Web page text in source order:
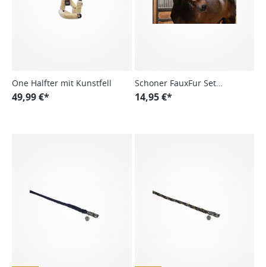
One Halfter mit Kunstfell
49,99 €*
Schoner FauxFur Set
Elegance
14,95 €*